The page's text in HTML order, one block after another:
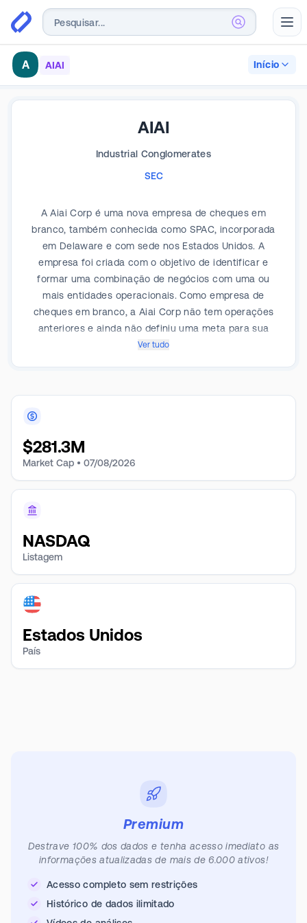
A AIAI Início
AIAI
Industrial Conglomerates
SEC
A Aiai Corp é uma nova empresa de cheques em
branco, também conhecida como SPAC, incorporada
em Delaware e com sede nos Estados Unidos. A
empresa foi criada com o objetivo de identificar e
formar uma combinação de negócios com uma ou
mais entidades operacionais. Como empresa de
cheques em branco, a Aiai Corp não tem operações
anteriores e ainda não definiu uma meta para sua
fusão inicial. Embora a empresa possa buscar uma
no mercado sugerem um interesse estratégico no
transformação digital. A estratégia da empresa
envolve a expertise de sua equipe de gestão e
potencial de crescimento, forte posição competitiva e
capacidade de se beneficiar dos mercados de ações.
normalmente tem um prazo predeterminado (12 a 24
meses) para concluir uma fusão. Se a combinação
não for concluída nesse período, a empresa liquidará
Ver tudo
$281.3M
Market Cap • 07/08/2026
NASDAQ
Listagem
Estados Unidos
País
Premium
Destrave 100% dos dados e tenha acesso imediato as
informações atualizadas de mais de 6.000 ativos!
Acesso completo sem restrições
Histórico de dados ilimitado